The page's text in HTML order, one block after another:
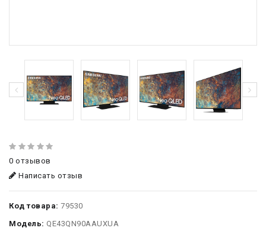
0 отзывов
Написать отзыв
Код товара: 79530
Модель: QE43QN90AAUXUA